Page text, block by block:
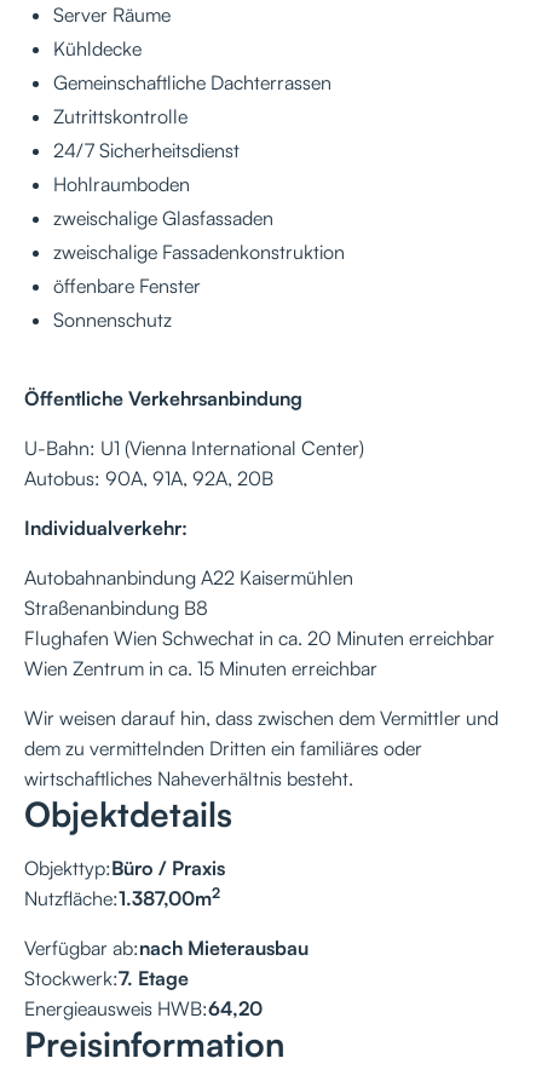
Server Räume
Kühldecke
Gemeinschaftliche Dachterrassen
Zutrittskontrolle
24/7 Sicherheitsdienst
Hohlraumboden
zweischalige Glasfassaden
zweischalige Fassadenkonstruktion
öffenbare Fenster
Sonnenschutz
Öffentliche Verkehrsanbindung
U-Bahn: U1 (Vienna International Center)
Autobus: 90A, 91A, 92A, 20B
Individualverkehr:
Autobahnanbindung A22 Kaisermühlen
Straßenanbindung B8
Flughafen Wien Schwechat in ca. 20 Minuten erreichbar
Wien Zentrum in ca. 15 Minuten erreichbar
Wir weisen darauf hin, dass zwischen dem Vermittler und
dem zu vermittelnden Dritten ein familiäres oder
wirtschaftliches Naheverhältnis besteht.
Objektdetails
Objekttyp:Büro / Praxis
Nutzfläche:1.387,00m2
Verfügbar ab:nach Mieterausbau
Stockwerk:7. Etage
Energieausweis HWB:64,20
Preisinformation